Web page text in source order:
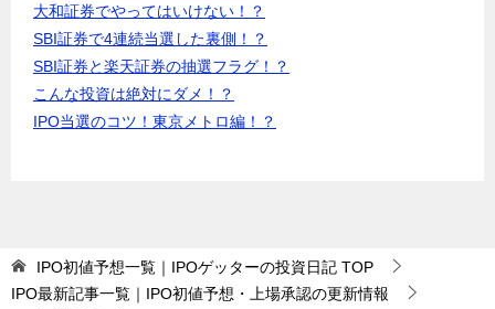
大和証券でやってはいけない！？
SBI証券で4連続当選した裏側！？
SBI証券と楽天証券の抽選フラグ！？
こんな投資は絶対にダメ！？
IPO当選のコツ！東京メトロ編！？
IPO初値予想一覧｜IPOゲッターの投資日記 TOP
IPO最新記事一覧｜IPO初値予想・上場承認の更新情報